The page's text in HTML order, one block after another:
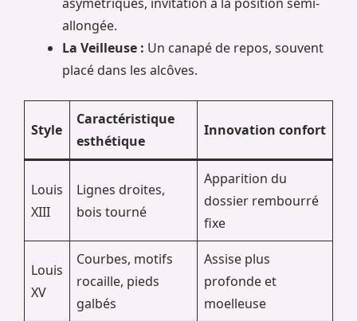
allongée.
La Veilleuse : Un canapé de repos, souvent
placé dans les alcôves.
Style
Caractéristique
esthétique
Innovation confort
Louis
XIII
Lignes droites,
bois tourné
Apparition du
dossier rembourré
fixe
Louis
XV
Courbes, motifs
rocaille, pieds
galbés
Assise plus
profonde et
moelleuse